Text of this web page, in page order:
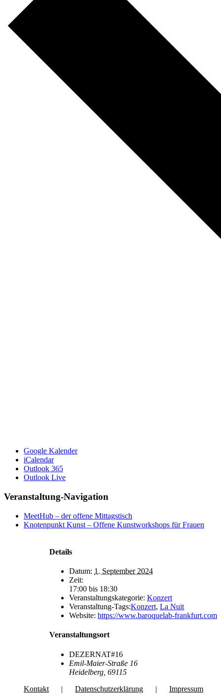
Google Kalender
iCalendar
Outlook 365
Outlook Live
Veranstaltung-Navigation
MeetHub – der offene Mittagstisch
Knotenpunkt Kunst – Offene Kunstworkshops für Frauen
Details
Datum: 1. September 2024
Zeit:
17:00 bis 18:30
Veranstaltungskategorie: Konzert
Veranstaltung-Tags:Konzert, La Nuit
Website: https://www.baroquelab-frankfurt.com
Veranstaltungsort
DEZERNAT#16
Emil-Maier-Straße 16
Heidelberg 69115
Kontakt
Datenschutzerklärung Impressum